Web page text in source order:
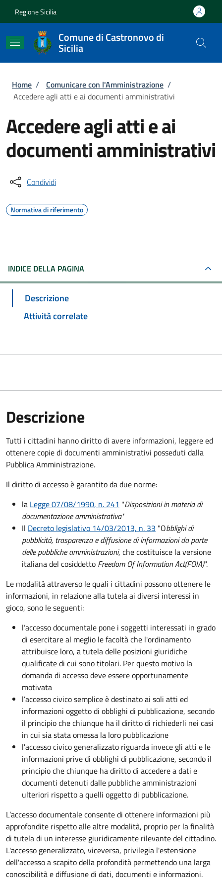
Regione Sicilia
Comune di Castronovo di
Sicilia
Briciole di pane
Home / Comunicare con l'Amministrazione /
Accedere agli atti e ai documenti amministrativi
Accedere agli atti e ai
documenti amministrativi
Condividi
Normativa di riferimento
INDICE DELLA PAGINA
Descrizione
Attività correlate
Descrizione
Tutti i cittadini hanno diritto di avere informazioni, leggere ed
ottenere copie di documenti amministrativi posseduti dalla
Pubblica Amministrazione.
Il diritto di accesso è garantito da due norme:
la Legge 07/08/1990, n. 241 "Disposizioni in materia di
documentazione amministrativa"
Il Decreto legislativo 14/03/2013, n. 33 "Obblighi di
pubblicità, trasparenza e diffusione di informazioni da parte
delle pubbliche amministrazioni, che costituisce la versione
italiana del cosiddetto Freedom Of Information Act(FOIA)".
Le modalità attraverso le quali i cittadini possono ottenere le
informazioni, in relazione alla tutela ai diversi interessi in
gioco, sono le seguenti:
l’accesso documentale pone i soggetti interessati in grado
di esercitare al meglio le facoltà che l'ordinamento
attribuisce loro, a tutela delle posizioni giuridiche
qualificate di cui sono titolari. Per questo motivo la
domanda di accesso deve essere opportunamente
motivata
l’accesso civico semplice è destinato ai soli atti ed
informazioni oggetto di obblighi di pubblicazione, secondo
il principio che chiunque ha il diritto di richiederli nei casi
in cui sia stata omessa la loro pubblicazione
l'accesso civico generalizzato riguarda invece gli atti e le
informazioni prive di obblighi di pubblicazione, secondo il
principio che chiunque ha diritto di accedere a dati e
documenti detenuti dalle pubbliche amministrazioni
ulteriori rispetto a quelli oggetto di pubblicazione.
L’accesso documentale consente di ottenere informazioni più
approfondite rispetto alle altre modalità, proprio per la finalità
di tutela di un interesse giuridicamente rilevante del cittadino.
L'accesso generalizzato, viceversa, privilegia l'estensione
dell'accesso a scapito della profondità permettendo una larga
conoscibilità e diffusione di dati, documenti e informazioni.